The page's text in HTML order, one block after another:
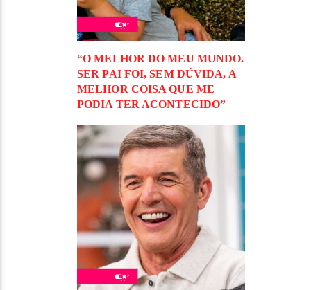
“O MELHOR DO MEU MUNDO.
SER PAI FOI, SEM DÚVIDA, A
MELHOR COISA QUE ME
PODIA TER ACONTECIDO”